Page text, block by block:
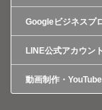
Googleビジネスプ
LINE公式アカウン
動画制作・